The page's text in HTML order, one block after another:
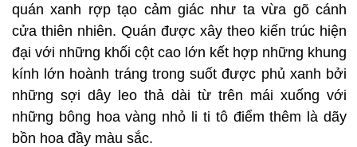
quán xanh rợp tạo cảm giác như ta vừa gõ cánh
cửa thiên nhiên. Quán được xây theo kiến trúc hiện
đại với những khối cột cao lớn kết hợp những khung
kính lớn hoành tráng trong suốt được phủ xanh bởi
những sợi dây leo thả dài từ trên mái xuống với
những bông hoa vàng nhỏ li ti tô điểm thêm là dãy
bồn hoa đầy màu sắc.